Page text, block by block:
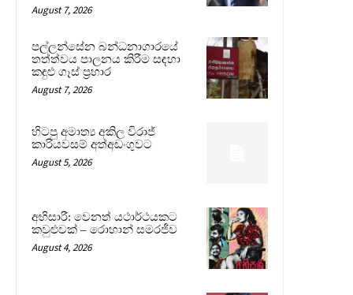
August 7, 2026
පල්ලන්සේන බන්ධනාගාරයේ
තත්ත්වය පාලනය කිරීම සඳහා
කඳුළු ගෑස් ප්‍රහාර
August 7, 2026
හිටපු අමාත්‍ය අකිල විරාජ්
කාරියවසම් අත්අඩංගුවට
August 5, 2026
අභිසාරී: වෙනත් යථාර්ථයකට
කවුළුවක් – රොහාන් සමරජීව
August 4, 2026